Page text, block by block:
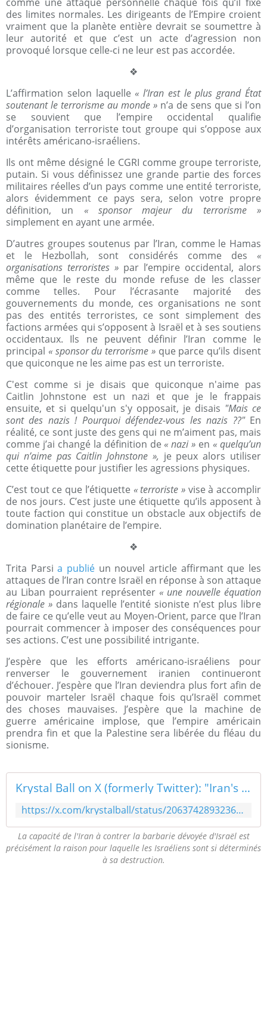
des limites normales. Les dirigeants de l’Empire croient
vraiment que la planète entière devrait se soumettre à
leur autorité et que c’est un acte d’agression non
provoqué lorsque celle-ci ne leur est pas accordée.
❖
L’affirmation selon laquelle « l’Iran est le plus grand État
soutenant le terrorisme au monde » n’a de sens que si l’on
se souvient que l’empire occidental qualifie
d’organisation terroriste tout groupe qui s’oppose aux
intérêts américano-israéliens.
Ils ont même désigné le CGRI comme groupe terroriste,
putain. Si vous définissez une grande partie des forces
militaires réelles d’un pays comme une entité terroriste,
alors évidemment ce pays sera, selon votre propre
définition, un « sponsor majeur du terrorisme »
simplement en ayant une armée.
D’autres groupes soutenus par l’Iran, comme le Hamas
et le Hezbollah, sont considérés comme des «
organisations terroristes » par l’empire occidental, alors
même que le reste du monde refuse de les classer
comme telles. Pour l’écrasante majorité des
gouvernements du monde, ces organisations ne sont
pas des entités terroristes, ce sont simplement des
factions armées qui s’opposent à Israël et à ses soutiens
occidentaux. Ils ne peuvent définir l’Iran comme le
principal « sponsor du terrorisme »que parce qu’ils disent
que quiconque ne les aime pas est un terroriste.
C'est comme si je disais que quiconque n'aime pas
Caitlin Johnstone est un nazi et que je le frappais
ensuite, et si quelqu'un s'y opposait, je disais "Mais ce
sont des nazis ! Pourquoi défendez-vous les nazis ??"En
réalité, ce sont juste des gens qui ne m’aiment pas, mais
comme j’ai changé la définition de « nazi » en « quelqu’un
qui n’aime pas Caitlin Johnstone », je peux alors utiliser
cette étiquette pour justifier les agressions physiques.
C’est tout ce que l’étiquette « terroriste » vise à accomplir
de nos jours. C’est juste une étiquette qu’ils apposent à
toute faction qui constitue un obstacle aux objectifs de
domination planétaire de l’empire.
❖
Trita Parsia publié un nouvel article affirmant que les
attaques de l’Iran contre Israël en réponse à son attaque
au Liban pourraient représenter « une nouvelle équation
régionale » dans laquelle l’entité sioniste n’est plus libre
de faire ce qu’elle veut au Moyen-Orient, parce que l’Iran
pourrait commencer à imposer des conséquences pour
ses actions. C’est une possibilité intrigante.
J’espère que les efforts américano-israéliens pour
renverser le gouvernement iranien continueront
d’échouer. J’espère que l’Iran deviendra plus fort afin de
pouvoir marteler Israël chaque fois qu’Israël commet
des choses mauvaises. J’espère que la machine de
guerre américaine implose, que l’empire américain
prendra fin et que la Palestine sera libérée du fléau du
sionisme.
Krystal Ball on X (formerly Twitter): "Iran's ability to check Israel's rogue barbarism is precisely the reason why the Israelis are so committed to its destruction. https://t.co/bLhrmfMdt0 / X"
https://x.com/krystalball/status/2063742893236379983
La capacité de l'Iran à contrer la barbarie dévoyée d'Israël est
précisément la raison pour laquelle les Israéliens sont si déterminés
à sa destruction.